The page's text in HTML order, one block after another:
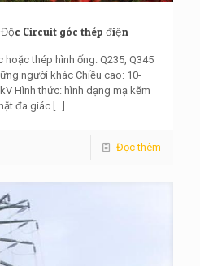
Circuit góc thép điện
hoặc thép hình ống: Q235, Q345
người khác Chiều cao: 10-
Hình thức: hình dạng mạ kẽm
đa giác […]
Đọc thêm